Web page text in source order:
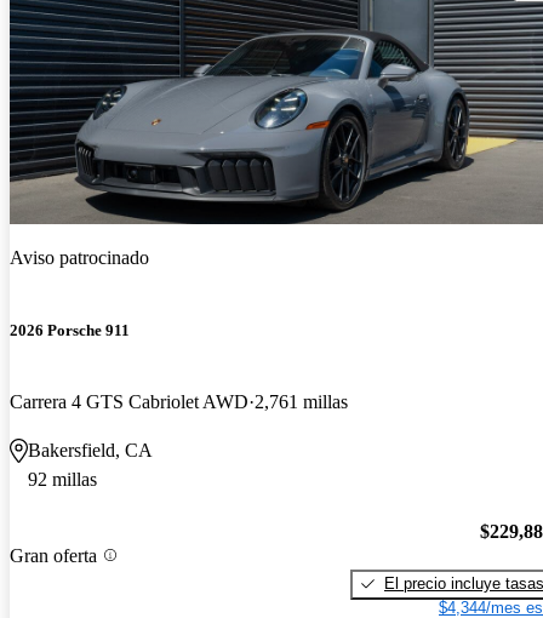
Aviso patrocinado
2026 Porsche 911
Carrera 4 GTS Cabriolet AWD 2,761 millas
Bakersfield, CA
92 millas
Gran oferta
El precio incluye tasas
$4,344/mes